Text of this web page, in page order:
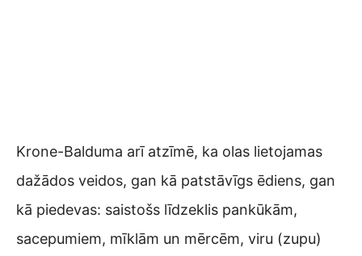
Krone-Balduma arī atzīmē, ka olas lietojamas
dažādos veidos, gan kā patstāvīgs ēdiens, gan
kā piedevas: saistošs līdzeklis pankūkām,
sacepumiem, mīklām un mērcēm, viru (zupu)